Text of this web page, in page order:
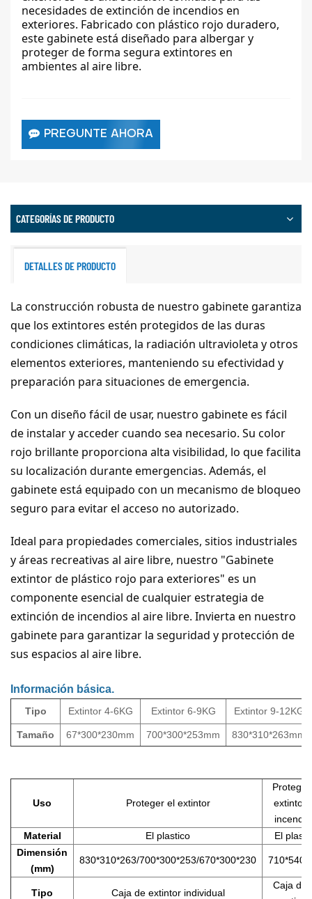
necesidades de extinción de incendios en
exteriores. Fabricado con plástico rojo duradero,
este gabinete está diseñado para albergar y
proteger de forma segura extintores en
ambientes al aire libre.
PREGUNTE AHORA
CATEGORÍAS DE PRODUCTO
DETALLES DE PRODUCTO
La construcción robusta de nuestro gabinete garantiza
que los extintores estén protegidos de las duras
condiciones climáticas, la radiación ultravioleta y otros
elementos exteriores, manteniendo su efectividad y
preparación para situaciones de emergencia.
Con un diseño fácil de usar, nuestro gabinete es fácil
de instalar y acceder cuando sea necesario. Su color
rojo brillante proporciona alta visibilidad, lo que facilita
su localización durante emergencias. Además, el
gabinete está equipado con un mecanismo de bloqueo
seguro para evitar el acceso no autorizado.
Ideal para propiedades comerciales, sitios industriales
y áreas recreativas al aire libre, nuestro "Gabinete
extintor de plástico rojo para exteriores" es un
componente esencial de cualquier estrategia de
extinción de incendios al aire libre. Invierta en nuestro
gabinete para garantizar la seguridad y protección de
sus espacios al aire libre.
Información básica.
Tipo Extintor 4-6KG Extintor 6-9KG Extintor 9-12KG
Tamaño 67*300*230mm 700*300*253mm 830*310*263mm
Uso Proteger el extintor
extintor
Material
El plastico
El
Dimensión
(mm)
830*310*263/700*300*253/670*300*230
Tipo Caja de extintor individual
Caja